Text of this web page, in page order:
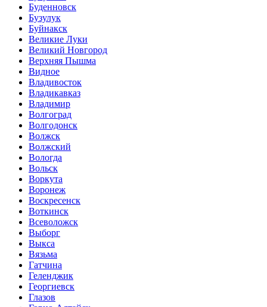
Буденновск
Бузулук
Буйнакск
Великие Луки
Великий Новгород
Верхняя Пышма
Видное
Владивосток
Владикавказ
Владимир
Волгоград
Волгодонск
Волжск
Волжский
Вологда
Вольск
Воркута
Воронеж
Воскресенск
Воткинск
Всеволожск
Выборг
Выкса
Вязьма
Гатчина
Геленджик
Георгиевск
Глазов